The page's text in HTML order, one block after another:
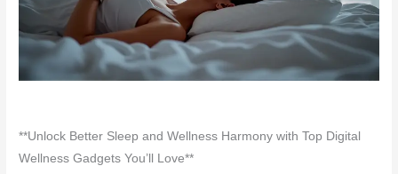
**Unlock Better Sleep and Wellness Harmony with Top Digital
Wellness Gadgets You’ll Love**